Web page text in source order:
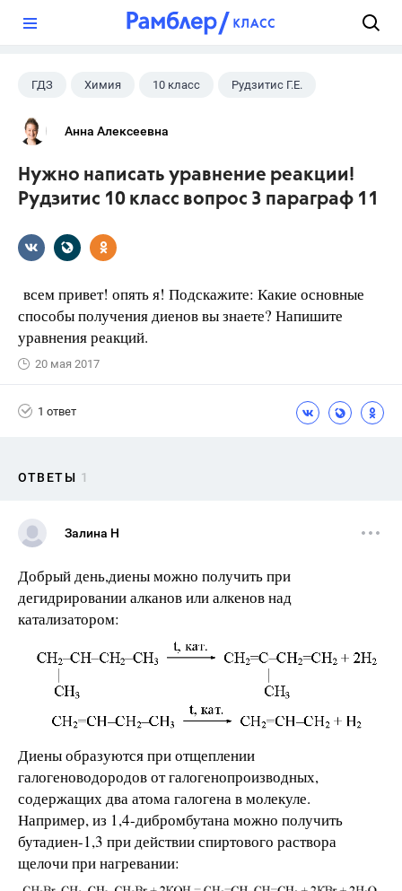
ГДЗ Химия 10 класс Рудзитис Г.Е.
Анна Алексеевна
Нужно написать уравнение реакции!
Рудзитис 10 класс вопрос 3 параграф 11
всем привет! опять я! Подскажите: Какие основные
способы получения диенов вы знаете? Напишите
уравнения реакций.
20 мая 2017
1 ответ
ОТВЕТЫ 1
Залина Н
Добрый день,диены можно получить при
дегидрировании алканов или алкенов над
катализатором:
Диены образуются при отщеплении
галогеноводородов от галогенопроизводных,
содержащих два атома галогена в молекуле.
Например, из 1,4-дибромбутана можно получить
бутадиен-1,3 при действии спиртового раствора
щелочи при нагревании: